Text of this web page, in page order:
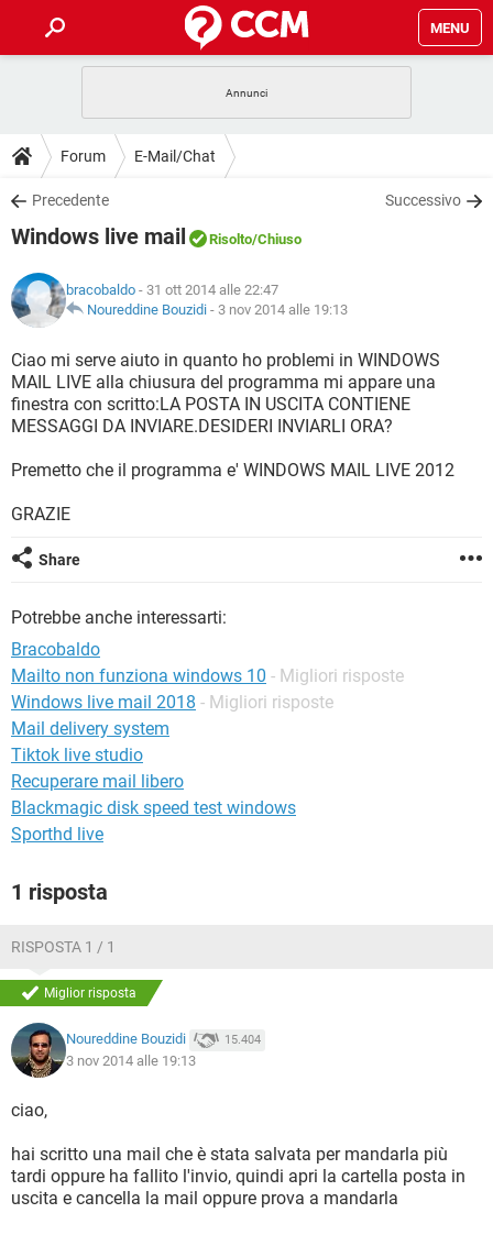
MENU
INTRATTENIMENTO
iOS
INSTAGRAM WHATSAPP
TIKTOK
HARDWARE
GUIDE
COVID-19
INSTAGRAM WHATSAPP
TIKTOK
HARDWARE
DOWNLOAD
COVID-19 GAMING
INTRATTENIMENTO
iOS WINDOWS 10
INSTAGRAM WHATSAPP
TIKTOK FACEBOOK
HARDWARE
COVID-19 GAMING
INTRATTENIMENTO
iOS WINDOWS 10
INSTAGRAM WHATSAPP
HARDWARE
GLOSSARIO
COVID-19 GAMING
INTRATTENIMENTO ANDROID
iOS WINDOWS 10
INSTAGRAM WHATSAPP
Forum E-Mail/Chat
Precedente Successivo
Windows live mail Risolto/Chiuso
bracobaldo - 31 ott 2014 alle 22:47
Noureddine Bouzidi - 3 nov 2014 alle 19:13
Ciao mi serve aiuto in quanto ho problemi in WINDOWS
MAIL LIVE alla chiusura del programma mi appare una
finestra con scritto:LA POSTA IN USCITA CONTIENE
MESSAGGI DA INVIARE.DESIDERI INVIARLI ORA?
Premetto che il programma e' WINDOWS MAIL LIVE 2012
GRAZIE
Share
Potrebbe anche interessarti:
Bracobaldo
Mailto non funziona windows 10 - Migliori risposte
Windows live mail 2018 - Migliori risposte
Mail delivery system
Tiktok live studio
Recuperare mail libero
Blackmagic disk speed test windows
Sporthd live
1 risposta
RISPOSTA 1 / 1
Miglior risposta
Noureddine Bouzidi 15.404
3 nov 2014 alle 19:13
ciao,
hai scritto una mail che è stata salvata per mandarla più
tardi oppure ha fallito l'invio, quindi apri la cartella posta in
uscita e cancella la mail oppure prova a mandarla